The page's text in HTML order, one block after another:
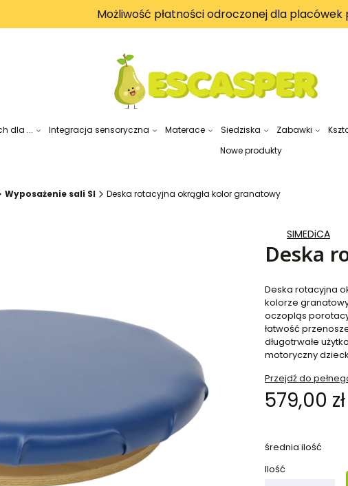
Możliwość płatności odroczonej dla
dla ... Integracja sensoryczna Materace Siedziska Zabawki
Nowe produkty
Wyposażenie sali SI Deska rotacyjna okrągła kolor granatowy
SIMEDiCA
Deska
Deska rotacyjna
kolorze
oczopląs
łatwość
długotrwałe
motoryczny
Przejdź do
Cena
579,00 zł
średnia ilość
Ilość